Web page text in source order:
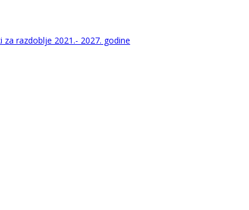
razdoblje 2021.- 2027. godine